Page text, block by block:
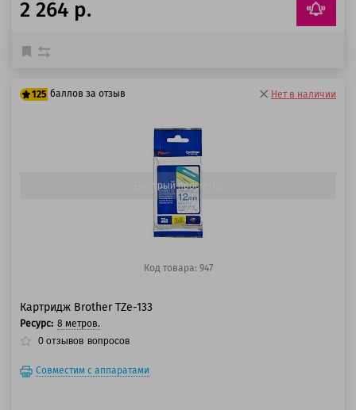
2 264 р.
125 баллов за отзыв Нет в наличии
Быстрый просмотр
Код товара: 947
Картридж Brother TZe-133
Ресурс: 8 метров.
0 отзывов вопросов
Совместим с аппаратами